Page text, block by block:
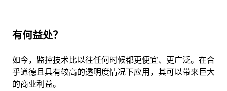
有何益处？
如今，监控技术比以往任何时候都更便宜、更广泛。在合
乎道德且具有较高的透明度情况下应用，其可以带来巨大
的商业利益。